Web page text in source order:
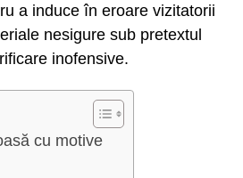
a induce în eroare vizitatorii
nesigure sub pretextul
inofensive.
cu motive